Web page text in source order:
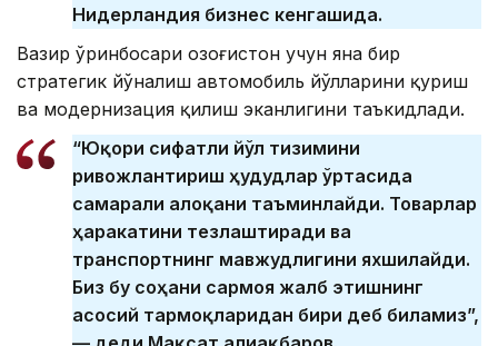
Нидерландия бизнес кенгашида.
Вазир ўринбосари Қозоғистон учун яна бир
стратегик йўналиш автомобиль йўлларини қуриш
ва модернизация қилиш эканлигини таъкидлади.
“Юқори сифатли йўл тизимини
ривожлантириш ҳудудлар ўртасида
самарали алоқани таъминлайди. Товарлар
ҳаракатини тезлаштиради ва
транспортнинг мавжудлигини яхшилайди.
Биз бу соҳани сармоя жалб этишнинг
асосий тармоқларидан бири деб биламиз”,